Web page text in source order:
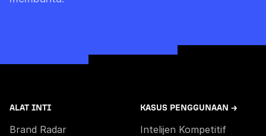
ALAT INTI
Brand Radar
KASUS PENGGUNAAN →
Intelijen Kompetitif